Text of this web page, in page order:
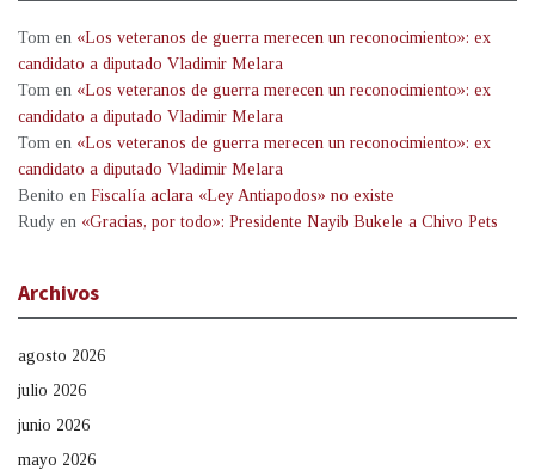
Tom en «Los veteranos de guerra merecen un reconocimiento»: ex
candidato a diputado Vladimir Melara
Tom en «Los veteranos de guerra merecen un reconocimiento»: ex
candidato a diputado Vladimir Melara
Tom en «Los veteranos de guerra merecen un reconocimiento»: ex
candidato a diputado Vladimir Melara
Benito en Fiscalía aclara «Ley Antiapodos» no existe
Rudy en «Gracias, por todo»: Presidente Nayib Bukele a Chivo Pets
Archivos
agosto 2026
julio 2026
junio 2026
mayo 2026